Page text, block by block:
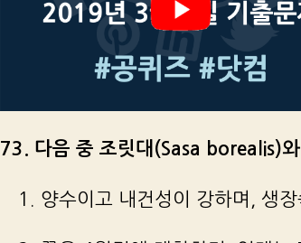
73. 다음 중 조릿대(Sasa borealis)
1. 양수이고 내건성이 강하며, 생장